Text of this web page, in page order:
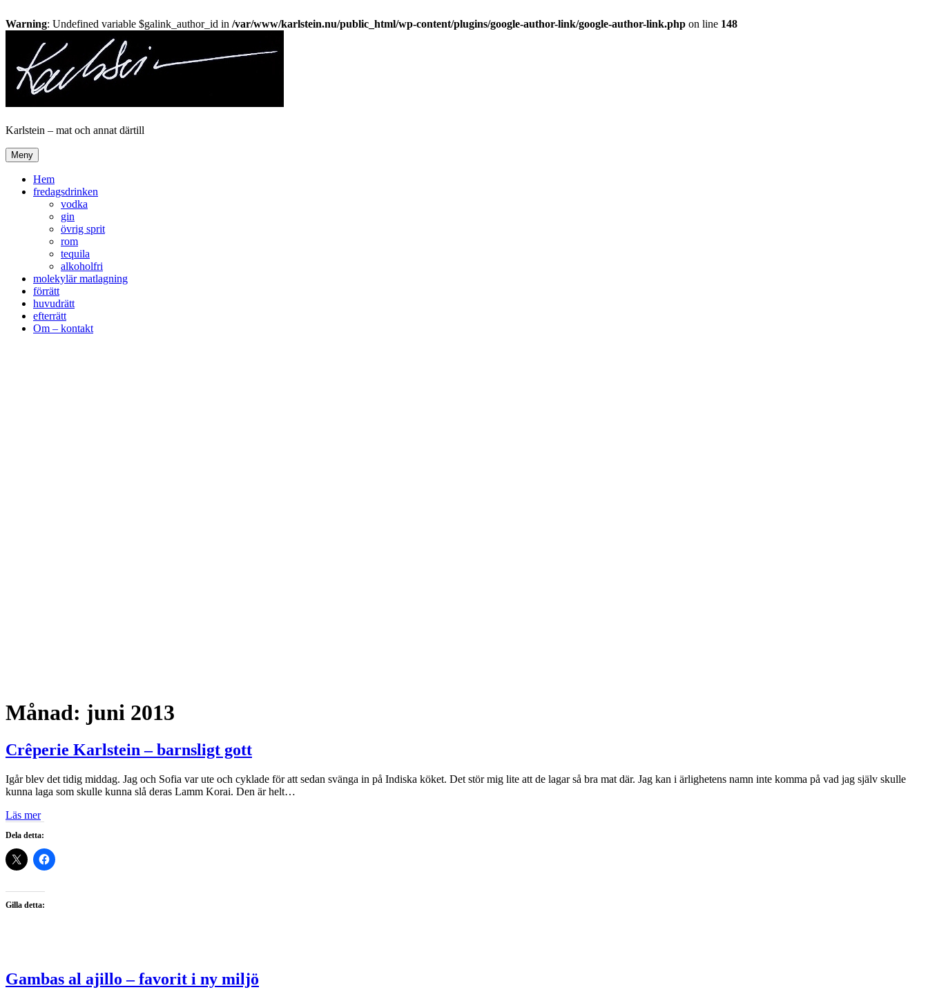
Warning: Undefined variable $galink_author_id in /var/www/karlstein.nu/public_html/wp-content/plugins/google-author-link/google-author-link.php on line 148
innehåll
Karlstein – mat och annat därtill
Meny
Hem
fredagsdrinken
vodka
gin
övrig sprit
rom
tequila
alkoholfri
molekylär matlagning
förrätt
huvudrätt
efterrätt
Om – kontakt
Månad: juni 2013
Crêperie Karlstein – barnsligt gott
Igår blev det tidig middag. Jag och Sofia var ute och cyklade för att sedan svänga in på Indiska köket. Det stör mig lite att de lagar så bra mat där. Jag kan i ärlighetens namn inte komma på vad jag själv skulle
kunna laga som skulle kunna slå deras Lamm Korai. Den är helt…
Läs mer
Dela detta:
Gilla detta:
Gambas al ajillo – favorit i ny miljö